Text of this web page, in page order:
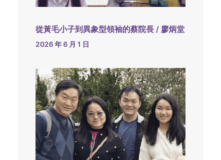
從黃毛小子到異象型領袖的蔡院長 / 廖炳堂
2026 年 6 月 1 日